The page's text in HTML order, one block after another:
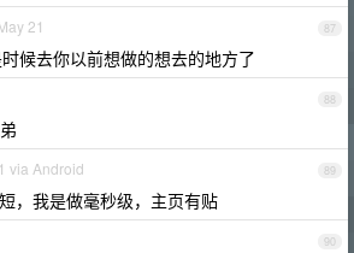
87
21
候去你以前想做的想去的地方了
88
89
via Android
，我是做毫秒级，主页有贴
90